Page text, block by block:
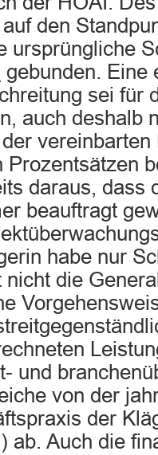
den
ursprüngliche
gebunden. Eine
sei für
auch deshalb
Prozentsätzen
daraus, dass
beauftragt
habe nur
nicht die
und
von der
der
ab. Auch die